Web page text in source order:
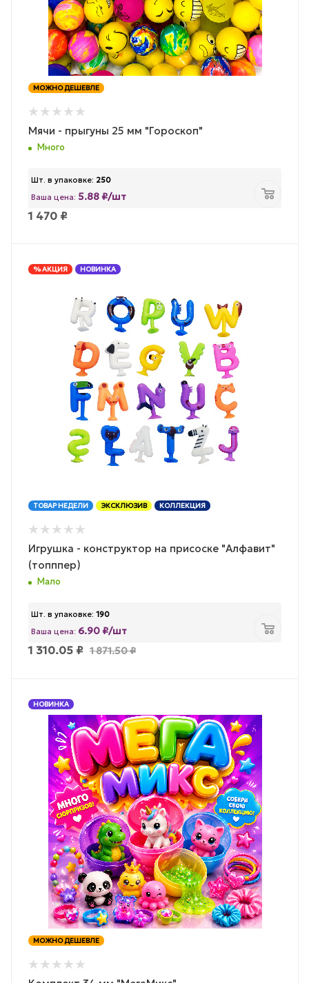
МОЖНО ДЕШЕВЛЕ
Мячи - прыгуны 25 мм "Гороскоп"
Много
Шт. в упаковке: 250
Ваша цена: 5.88 ₽/шт
1 470 ₽
% АКЦИЯ НОВИНКА
ТОВАР НЕДЕЛИ ЭКСКЛЮЗИВ КОЛЛЕКЦИЯ
Игрушка - конструктор на присоске "Алфавит"
(топппер)
Мало
Шт. в упаковке: 190
Ваша цена: 6.90 ₽/шт
1 310.05 ₽ 1 871.50₽
НОВИНКА
МОЖНО ДЕШЕВЛЕ